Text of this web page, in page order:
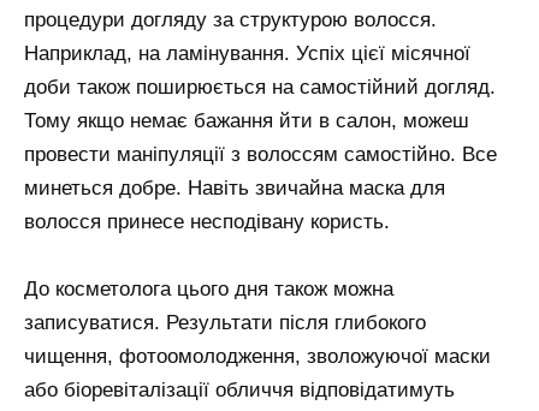
процедури догляду за структурою волосся.
Наприклад, на ламінування. Успіх цієї місячної
доби також поширюється на самостійний догляд.
Тому якщо немає бажання йти в салон, можеш
провести маніпуляції з волоссям самостійно. Все
минеться добре. Навіть звичайна маска для
волосся принесе несподівану користь.
До косметолога цього дня також можна
записуватися. Результати після глибокого
чищення, фотоомолодження, зволожуючої маски
або біоревіталізації обличчя відповідатимуть